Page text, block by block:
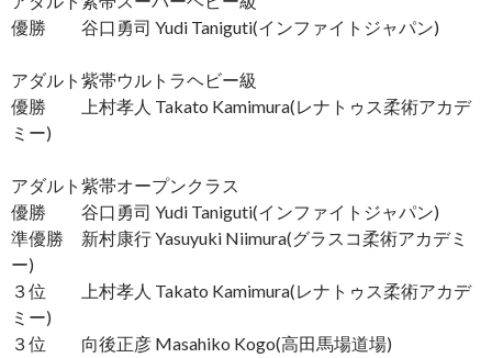
優勝 谷口勇司 Yudi Taniguti(インファイトジャパン)
アダルト紫帯ウルトラヘビー級
優勝 上村孝人 Takato Kamimura(レナトゥス柔術アカデ
ミー)
アダルト紫帯オープンクラス
優勝 谷口勇司 Yudi Taniguti(インファイトジャパン)
準優勝 新村康行 Yasuyuki Niimura(グラスコ柔術アカデミ
ー)
３位 上村孝人 Takato Kamimura(レナトゥス柔術アカデ
ミー)
３位 向後正彦 Masahiko Kogo(高田馬場道場)